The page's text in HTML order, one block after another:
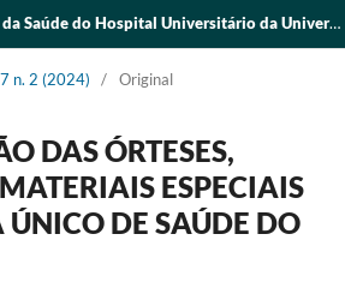
Jornal de Ciências da Saúde do Hospital Universitário da Universidade Federal do Piauí
n. 2 (2024) / Original
DAS ÓRTESES,
MATERIAIS ESPECIAIS
ÚNICO DE SAÚDE DO